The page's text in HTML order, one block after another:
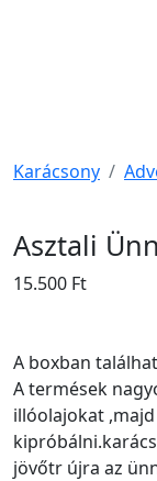
Karácsony
Asztali
15.500 Ft
A boxban
A termések
illóolajokat
jövőtr újra az